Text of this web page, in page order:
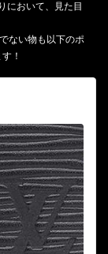
において、見た目
ない物も以下のポ
！